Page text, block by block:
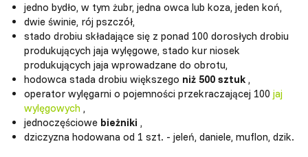
jedno bydło, w tym żubr, jedna owca lub koza, jeden koń,
dwie świnie, rój pszczół,
stado drobiu składające się z ponad 100 dorosłych drobiu
produkujących jaja wylęgowe, stado kur niosek
produkujących jaja wprowadzane do obrotu,
hodowca stada drobiu większego niż 500 sztuk ,
operator wylęgarni o pojemności przekraczającej 100 jaj
wylęgowych ,
jednoczęściowe bieżniki ,
dziczyzna hodowana od 1 szt. - jeleń, daniele, muflon, dzik.